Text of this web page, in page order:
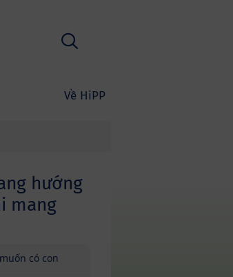
Về HiPP
Tìm kiếm
hướng
mang
có con